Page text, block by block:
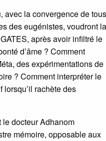
avec la convergence de tous
des eugénistes, voudront la
après avoir infiltré le
d’âme ? Comment
des expérimentations de
? Comment interpréter le
rachète des
le docteur Adhanom
mémoire, opposable aux